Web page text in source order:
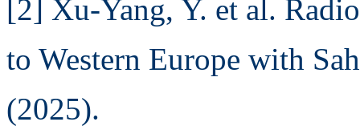
[2] Xu-Yang, Y. et al.
to Western Europe with
(2025).